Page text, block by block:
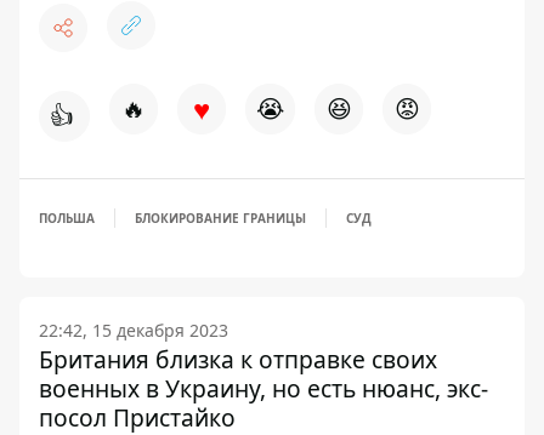
👍 🔥 ♥ 😭 😆 😡
ПОЛЬША БЛОКИРОВАНИЕ ГРАНИЦЫ СУД
22:42, 15 декабря 2023
Британия близка к отправке своих
военных в Украину, но есть нюанс, экс-
посол Пристайко